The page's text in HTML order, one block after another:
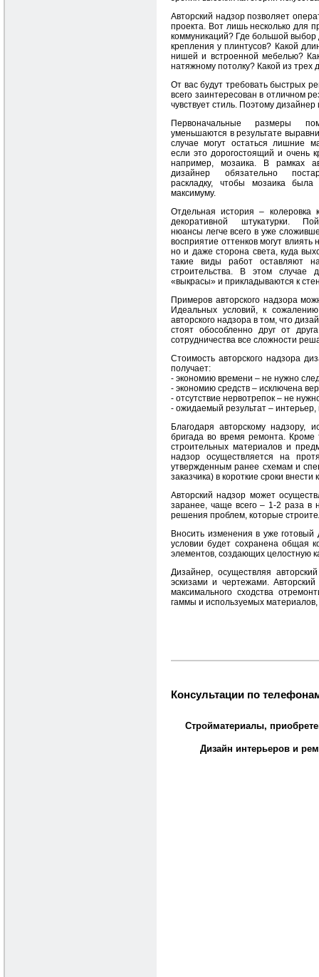
Авторский надзор позволяет
проекта. Вот лишь несколько для
коммуникаций? Где большой выбор
крепления у плинтусов? Какой
нишей и встроенной мебелью?
натяжному потолку? Какой из трех
От вас будут требовать быстрых
всего заинтересован в отличном
чувствует стиль. Поэтому
Первоначальные размеры
уменьшаются в результате
случае могут остаться лишние
если это дорогостоящий и очень
например, мозаика. В рамках
дизайнер обязательно
раскладку, чтобы мозаика была
максимуму.
Отдельная история – колеровка
декоративной штукатурки.
нюансы легче всего в уже
восприятие оттенков могут влиять
но и даже сторона света, куда
такие виды работ оставляют
строительства. В этом случае
«выкрасы» и прикладываются к
Примеров авторского надзора
Идеальных условий, к
авторского надзора в том, что
стоят обособленно друг от
сотрудничества все сложности
Стоимость авторского надзора
получает:
- экономию времени – не нужно
- экономию средств – исключена
- отсутствие нервотрепок – не
- ожидаемый результат – интерьер,
Благодаря авторскому надзору,
бригада во время ремонта. Кроме
строительных материалов и
надзор осуществляется на
утвержденным ранее схемам и
заказчика) в короткие сроки
Авторский надзор может
заранее, чаще всего – 1-2 раза в
решения проблем, которые
Вносить изменения в уже готовый
условии будет сохранена общая
элементов, создающих целостную
Дизайнер, осуществляя
эскизами и чертежами.
максимального сходства
гаммы и используемых
Консультации по
Стройматериалы,
Дизайн интерьеров и